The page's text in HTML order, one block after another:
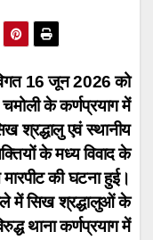
16 जून 2026 को
के कर्णप्रयाग में
श्रद्धालु एवं स्थानीय
के मध्य विवाद के
मारपीट की घटना हुई।
में सिख श्रद्धालुओं के
थाना कर्णप्रयाग में